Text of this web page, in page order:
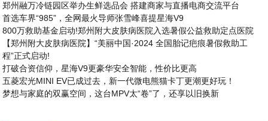
郑州融万冷链园区举办生鲜选品会 搭建商家与直播电商交流平台
首选车界“985”，全网最火导师张雪峰喜提星海V9
800万救助基金启动!郑州附大皮肤病医院入选暑假公益救助定点医院
【郑州附大皮肤病医院】“美丽中国·2024 全国胎记疤痕暑假救助工
程”正式启动!
打破合资信仰，星海V9更豪华安全智能，性价比更高
五菱宏光MINI EV已成过去，新一代微电熊猫卡丁更潮更好玩！
梦想与家庭的双赢空间，这台MPV太“卷”了，还享以旧换新